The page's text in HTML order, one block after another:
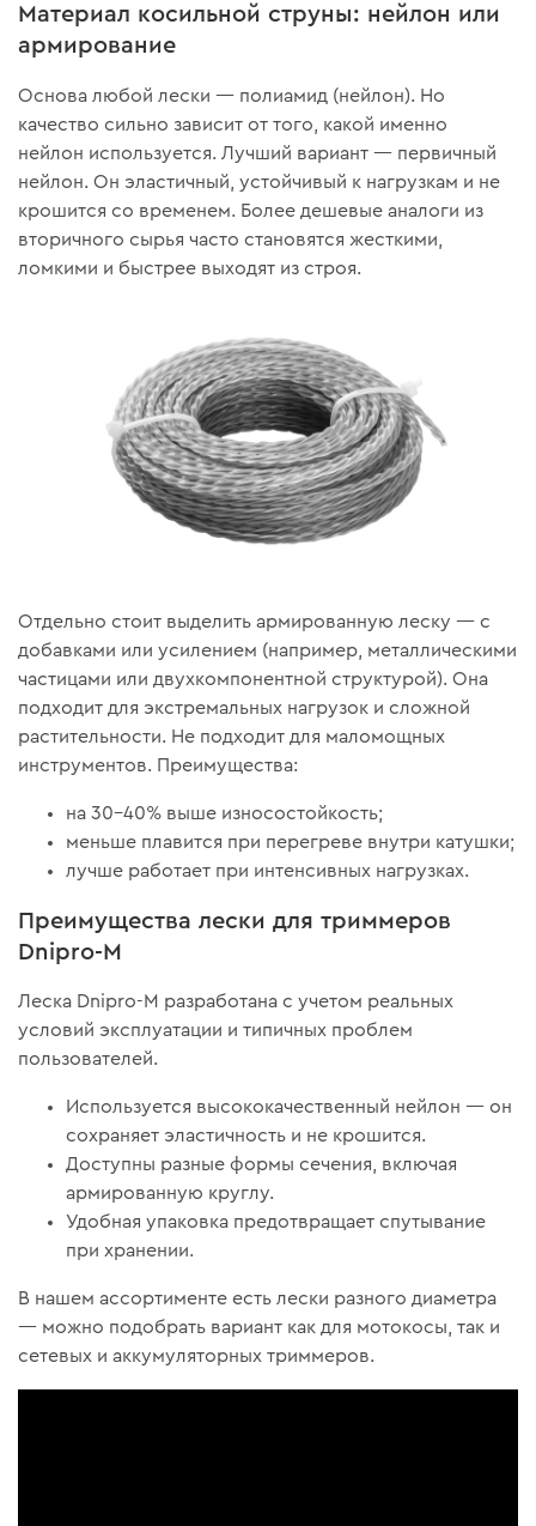
Материал косильной струны: нейлон или
армирование
Основа любой лески — полиамид (нейлон). Но
качество сильно зависит от того, какой именно
нейлон используется. Лучший вариант — первичный
нейлон. Он эластичный, устойчивый к нагрузкам и не
крошится со временем. Более дешевые аналоги из
вторичного сырья часто становятся жесткими,
ломкими и быстрее выходят из строя.
Отдельно стоит выделить армированную леску — с
добавками или усилением (например, металлическими
частицами или двухкомпонентной структурой). Она
подходит для экстремальных нагрузок и сложной
растительности. Не подходит для маломощных
инструментов. Преимущества:
на 30–40% выше износостойкость;
меньше плавится при перегреве внутри катушки;
лучше работает при интенсивных нагрузках.
Преимущества лески для триммеров
Dnipro-M
Леска Dnipro-M разработана с учетом реальных
условий эксплуатации и типичных проблем
пользователей.
Используется высококачественный нейлон — он
сохраняет эластичность и не крошится.
Доступны разные формы сечения, включая
армированную круглу.
Удобная упаковка предотвращает спутывание
при хранении.
В нашем ассортименте есть лески разного диаметра
— можно подобрать вариант как для мотокосы, так и
сетевых и аккумуляторных триммеров.